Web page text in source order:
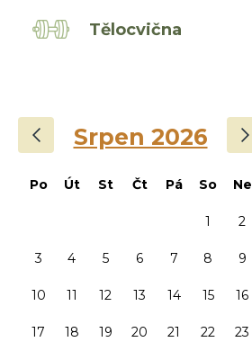
Tělocvična
Srpen 2026
Po Út St Čt Pá So Ne
1 2
3 4 5 6 7 8 9
10 11 12 13 14 15 16
17 18 19 20 21 22 23